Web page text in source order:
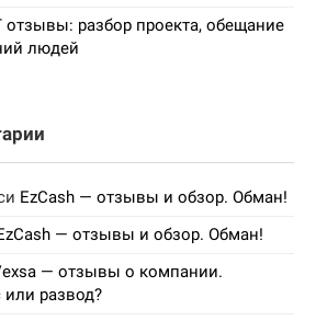
отзывы: разбор проекта, обещание
людей
EzCash — отзывы и обзор. Обман!
— отзывы и обзор. Обман!
— отзывы о компании.
развод?